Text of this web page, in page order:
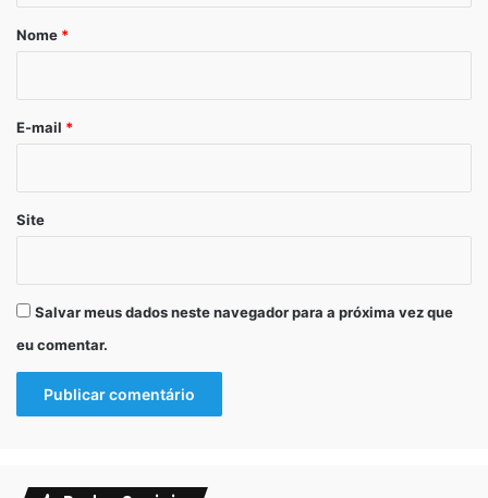
r
*
Nome *
E-mail *
Site
Salvar meus dados neste navegador para a próxima vez que
eu comentar.